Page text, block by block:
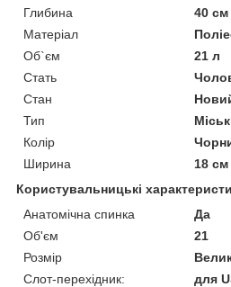
Глибина
40 см
Матеріал
Об`єм
21 л
Стать
Стан
Тип
Колір
Ширина
18 см
Користувальницькі
Анатомічна спинка
Да
Об'єм
21
Розмір
Слот-перехідник:
для